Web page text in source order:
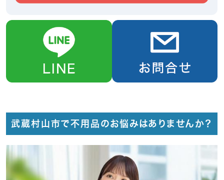
武蔵村山市で不用品のお悩みはありませんか？